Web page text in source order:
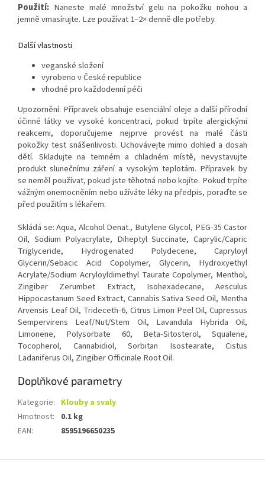
Použití: Naneste malé množství gelu na pokožku nohou a
jemně vmasírujte. Lze používat 1–2× denně dle potřeby.
Další vlastnosti
veganské složení
vyrobeno v České republice
vhodné pro každodenní péči
Upozornění: Přípravek obsahuje esenciální oleje a další přírodní
účinné látky ve vysoké koncentraci, pokud trpíte alergickými
reakcemi, doporučujeme nejprve provést na malé části
pokožky test snášenlivosti. Uchovávejte mimo dohled a dosah
dětí. Skladujte na temném a chladném místě, nevystavujte
produkt slunečnímu záření a vysokým teplotám. Přípravek by
se neměl používat, pokud jste těhotná nebo kojíte. Pokud trpíte
vážným onemocněním nebo užíváte léky na předpis, poraďte se
před použitím s lékařem.
Skládá se: Aqua, Alcohol Denat., Butylene Glycol, PEG-35 Castor
Oil, Sodium Polyacrylate, Diheptyl Succinate, Caprylic/Capric
Triglyceride, Hydrogenated Polydecene, Capryloyl
Glycerin/Sebacic Acid Copolymer, Glycerin, Hydroxyethyl
Acrylate/Sodium Acryloyldimethyl Taurate Copolymer, Menthol,
Zingiber Zerumbet Extract, Isohexadecane, Aesculus
Hippocastanum Seed Extract, Cannabis Sativa Seed Oil, Mentha
Arvensis Leaf Oil, Trideceth-6, Citrus Limon Peel Oil, Cupressus
Sempervirens Leaf/Nut/Stem Oil, Lavandula Hybrida Oil,
Limonene, Polysorbate 60, Beta-Sitosterol, Squalene,
Tocopherol, Cannabidiol, Sorbitan Isostearate, Cistus
Ladaniferus Oil, Zingiber Officinale Root Oil.
Doplňkové parametry
Kategorie: Klouby a svaly
Hmotnost:
0.1 kg
EAN: 8595196650235